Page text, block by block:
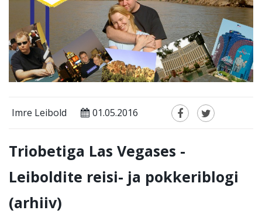
Imre Leibold 01.05.2016
Triobetiga Las Vegases -
Leiboldite reisi- ja pokkeriblogi
(arhiiv)